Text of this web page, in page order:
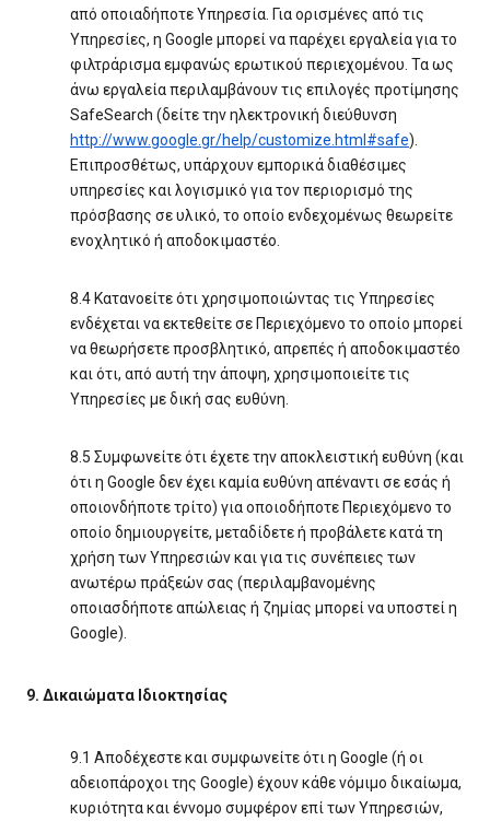
από οποιαδήποτε Υπηρεσία. Για ορισμένες από τις
Υπηρεσίες, η Google μπορεί να παρέχει εργαλεία για το
φιλτράρισμα εμφανώς ερωτικού περιεχομένου. Τα ως
άνω εργαλεία περιλαμβάνουν τις επιλογές προτίμησης
SafeSearch (δείτε την ηλεκτρονική διεύθυνση
http://www.google.gr/help/customize.html#safe).
Επιπροσθέτως, υπάρχουν εμπορικά διαθέσιμες
υπηρεσίες και λογισμικό για τον περιορισμό της
πρόσβασης σε υλικό, το οποίο ενδεχομένως θεωρείτε
ενοχλητικό ή αποδοκιμαστέο.
8.4 Κατανοείτε ότι χρησιμοποιώντας τις Υπηρεσίες
ενδέχεται να εκτεθείτε σε Περιεχόμενο το οποίο μπορεί
να θεωρήσετε προσβλητικό, απρεπές ή αποδοκιμαστέο
και ότι, από αυτή την άποψη, χρησιμοποιείτε τις
Υπηρεσίες με δική σας ευθύνη.
8.5 Συμφωνείτε ότι έχετε την αποκλειστική ευθύνη (και
ότι η Google δεν έχει καμία ευθύνη απέναντι σε εσάς ή
οποιονδήποτε τρίτο) για οποιοδήποτε Περιεχόμενο το
οποίο δημιουργείτε, μεταδίδετε ή προβάλετε κατά τη
χρήση των Υπηρεσιών και για τις συνέπειες των
ανωτέρω πράξεών σας (περιλαμβανομένης
οποιασδήποτε απώλειας ή ζημίας μπορεί να υποστεί η
Google).
9. Δικαιώματα Ιδιοκτησίας
9.1 Αποδέχεστε και συμφωνείτε ότι η Google (ή οι
αδειοπάροχοι της Google) έχουν κάθε νόμιμο δικαίωμα,
κυριότητα και έννομο συμφέρον επί των Υπηρεσιών,